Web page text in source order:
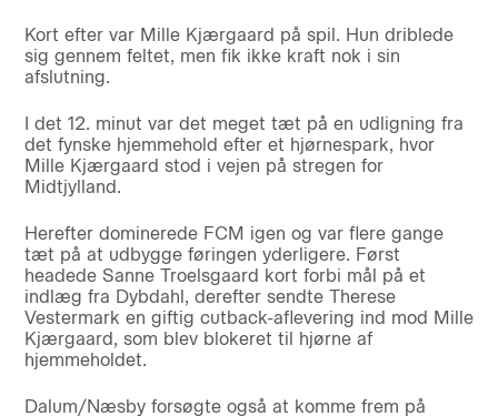
Kort efter var Mille Kjærgaard på spil. Hun driblede
sig gennem feltet, men fik ikke kraft nok i sin
afslutning.
I det 12. minut var det meget tæt på en udligning fra
det fynske hjemmehold efter et hjørnespark, hvor
Mille Kjærgaard stod i vejen på stregen for
Midtjylland.
Herefter dominerede FCM igen og var flere gange
tæt på at udbygge føringen yderligere. Først
headede Sanne Troelsgaard kort forbi mål på et
indlæg fra Dybdahl, derefter sendte Therese
Vestermark en giftig cutback-aflevering ind mod Mille
Kjærgaard, som blev blokeret til hjørne af
hjemmeholdet.
Dalum/Næsby forsøgte også at komme frem på